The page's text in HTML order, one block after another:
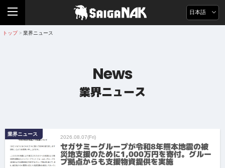
日本語
トップ > 業界ニュース
News
業界ニュース
業界ニュース 2026.08.07(Fri)
セガサミーグループが令和8年熊本地震の被
災地支援のために1,000万円を寄付。グルー
プ拠点からも支援物資提供を実施